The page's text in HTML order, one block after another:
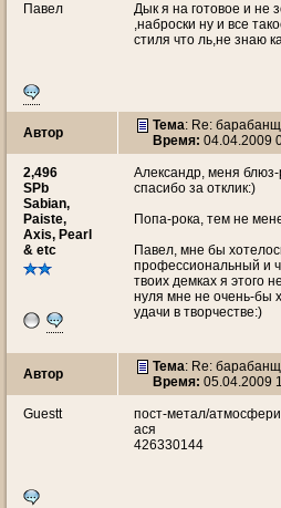
Павел
Дык я на готовое и не
,наброски ну и все
стиля что ль,не знаю
Автор Тема: Re:
Время: 04.04.2009
2,496
SPb
Sabian,
Paiste,
Axis, Pearl
& etc
Александр, меня блюз-
спасибо за отклик:)
Попа-рока, тем не
Павел, мне бы
профессиональный и
твоих демках я этого
нуля мне не очень-бы
удачи в творчестве:)
Автор Тема: Re:
Время: 05.04.2009
Guestt
пост-метал/
ася
426330144